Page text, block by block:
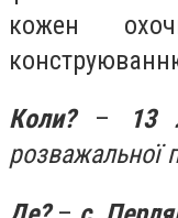
кожен
Коли?– 13
розважальної